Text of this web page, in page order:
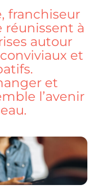
franchiseur
réunissent à
autour
et
et
l’avenir